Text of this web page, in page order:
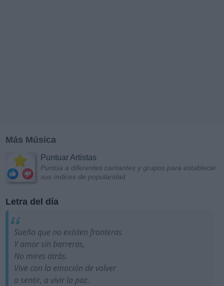
Más Música
Puntuar Artistas
Puntúa a diferentes cantantes y grupos para establecer
sus índices de popularidad
Letra del día
Sueña que no existen fronteras
Y amor sin barreras,
No mires atrás.
Vive con la emoción de volver
a sentir, a vivir la paz.